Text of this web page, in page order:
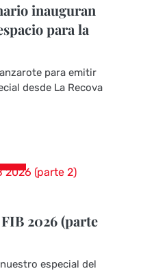
inauguran
para la
para emitir
desde La Recova
2026 (parte
especial del